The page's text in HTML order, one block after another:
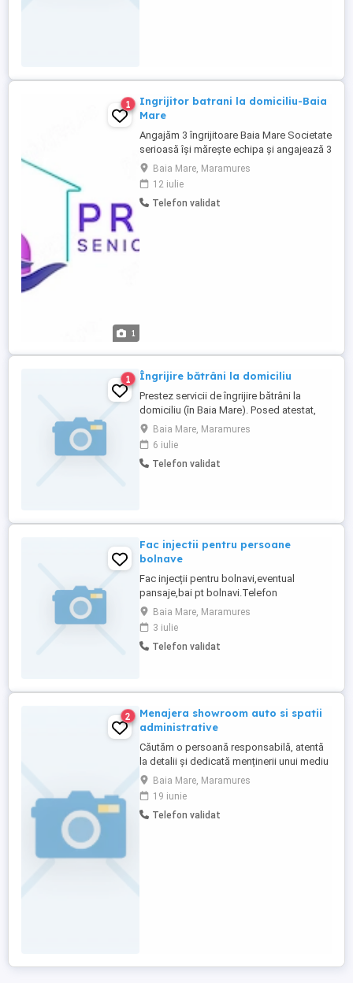
1
1
Ingrijitor batrani la domiciliu-Baia
Mare
Angajăm 3 îngrijitoare Baia Mare Societate
serioasă își mărește echipa și angajează 3
îngrijitoare pentru activitate în Baia Mare.
Oferim: - Program de lucru de 8 ore zi; -
Lucru în schimburi; - Disponibilitate pentru
lucru în weekend, conform programării; -
Baia Mare, Maramures
12 iulie
Telefon validat
1 Îngrijire bătrâni la domiciliu
Prestez servicii de îngrijire bătrâni la
domiciliu (în Baia Mare). Posed atestat,
am experiență de 10 ani în domeniu.
Baia Mare, Maramures
6 iulie
Telefon validat
Fac injectii pentru persoane
bolnave
Fac injecții pentru bolnavi,eventual
pansaje,bai pt bolnavi.Telefon
Baia Mare, Maramures
3 iulie
Telefon validat
2
Menajera showroom auto si spatii
administrative
Căutăm o persoană responsabilă, atentă
la detalii și dedicată menținerii unui mediu
curat și primitor pentru colegi și clienți.
Profilul candidatului ideal Studii medii
finalizate; Experiență anterioară într-un rol
similar constituie un avantaj; Atitudine
Baia Mare, Maramures
19 iunie
Telefon validat